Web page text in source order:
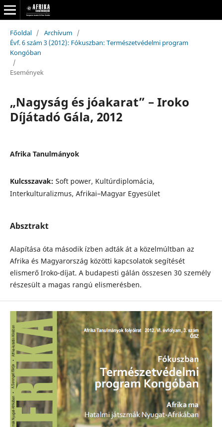
Főoldal / Archívum /
Évf. 6 szám 3 (2012): Fókuszban: Természetvédelmi program
Kongóban
/
Események
„Nagyság és jóakarat” – Iroko
Díjátadó Gála, 2012
Afrika Tanulmányok
Kulcsszavak: Soft power, Kultúrdiplomácia,
Interkulturalizmus, Afrikai–Magyar Egyesület
Absztrakt
Alapítása óta második ízben adták át a közelmúltban az
Afrika és Magyarország közötti kapcsolatok segítését
elismerő Iroko-díjat. A budapesti gálán összesen 30 személy
részesült a magas rangú elismerésben.